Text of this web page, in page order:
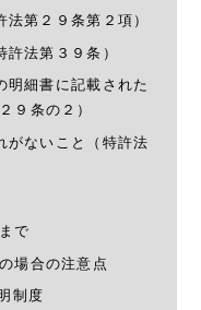
第２９条第２項）
法第３９条）
明細書に記載された
９条の２）
がないこと（特許法
で
場合の注意点
制度